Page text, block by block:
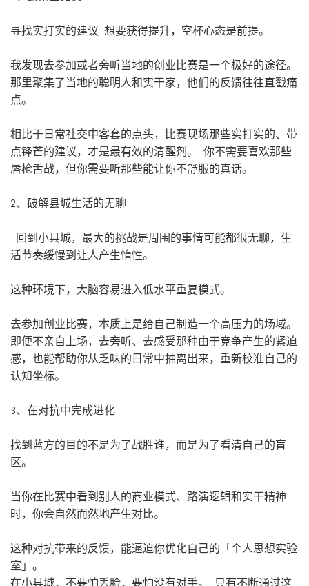
寻找实打实的建议 想要获得提升，空杯心态是前提。
我发现去参加或者旁听当地的创业比赛是一个极好的途径。
那里聚集了当地的聪明人和实干家，他们的反馈往往直戳痛
点。
相比于日常社交中客套的点头，比赛现场那些实打实的、带
点锋芒的建议，才是最有效的清醒剂。 你不需要喜欢那些
唇枪舌战，但你需要听那些能让你不舒服的真话。
2、破解县城生活的无聊
回到小县城，最大的挑战是周围的事情可能都很无聊，生
活节奏缓慢到让人产生惰性。
这种环境下，大脑容易进入低水平重复模式。
去参加创业比赛，本质上是给自己制造一个高压力的场域。
即便不亲自上场，去旁听、去感受那种由于竞争产生的紧迫
感，也能帮助你从乏味的日常中抽离出来，重新校准自己的
认知坐标。
3、在对抗中完成进化
找到蓝方的目的不是为了战胜谁，而是为了看清自己的盲
区。
当你在比赛中看到别人的商业模式、路演逻辑和实干精神
时，你会自然而然地产生对比。
这种对抗带来的反馈，能逼迫你优化自己的「个人思想实验
室」。
在小县城，不要怕丢脸，要怕没有对手。 只有不断通过这